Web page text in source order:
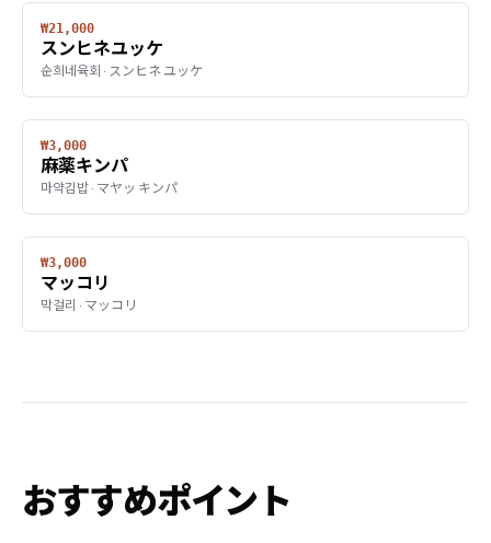
₩21,000
スンヒネユッケ
순희네육회 · スンヒネ ユッケ
₩3,000
麻薬キンパ
마약김밥 · マヤッ キンパ
₩3,000
マッコリ
막걸리 · マッコリ
おすすめポイント